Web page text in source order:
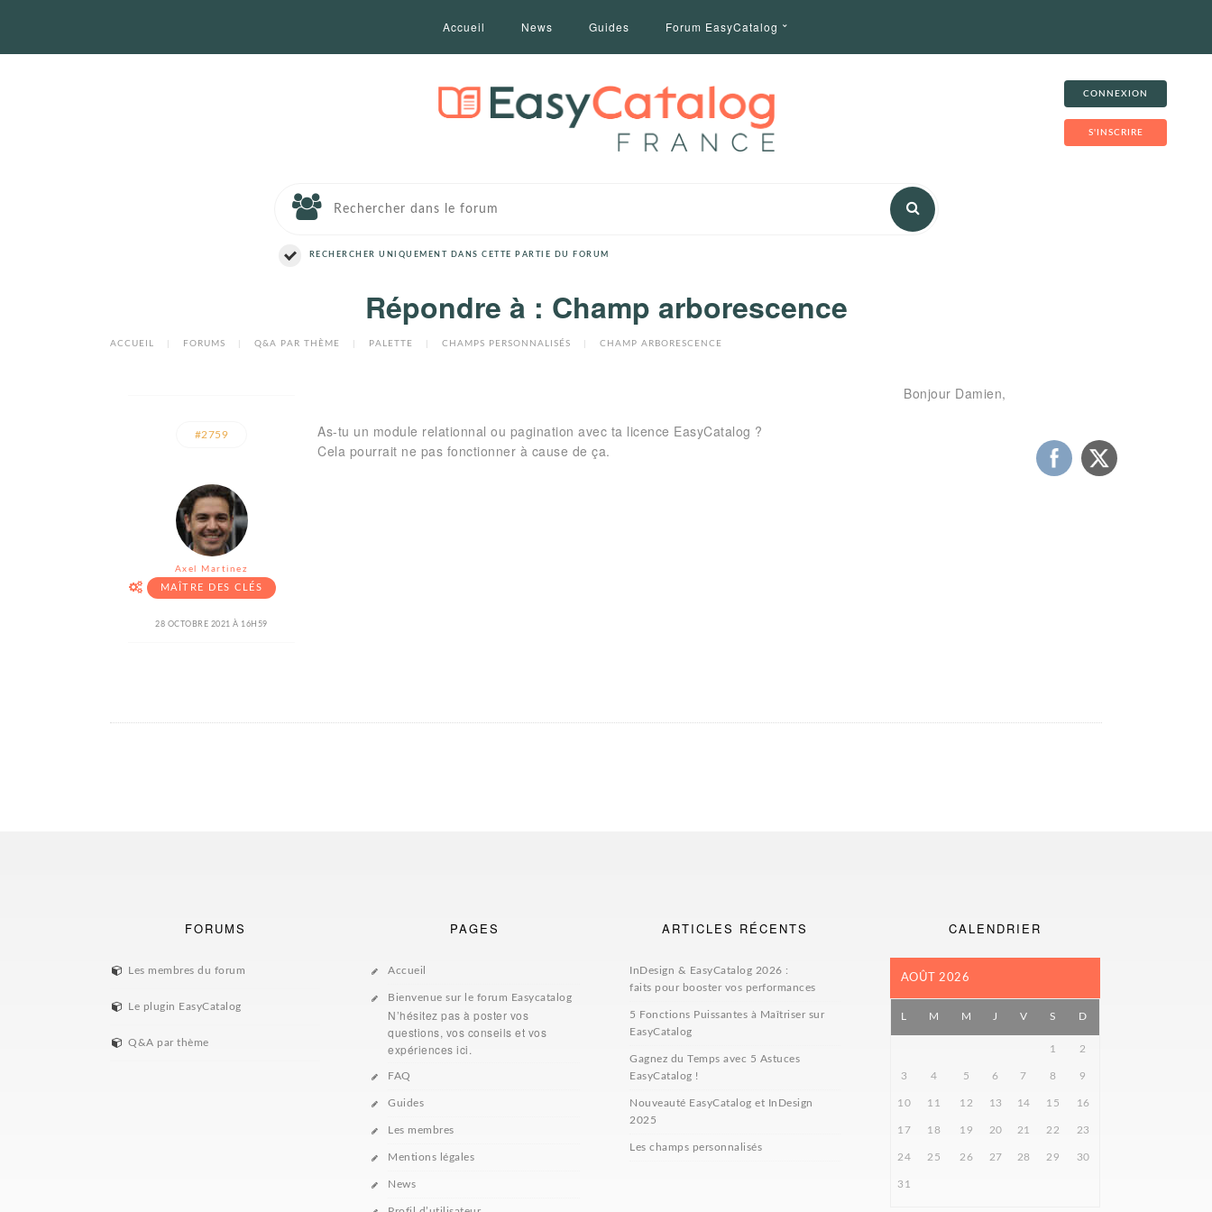
Accueil News Guides Forum EasyCatalog
CONNEXION
S'INSCRIRE
RECHERCHER UNIQUEMENT DANS CETTE PARTIE DU FORUM
Répondre à : Champ arborescence
ACCUEIL FORUMS Q&A PAR THÈME PALETTE CHAMPS PERSONNALISÉS CHAMP ARBORESCENCE
#2759
Axel Martinez
MAÎTRE DES CLÉS
28 OCTOBRE 2021 À 16H59
Bonjour Damien,
As-tu un module relationnal ou pagination avec ta licence EasyCatalog ?
Cela pourrait ne pas fonctionner à cause de ça.
FORUMS
Les membres du forum
Le plugin EasyCatalog
Q&A par thème
PAGES
Accueil
Bienvenue sur le forum Easycatalog
N’hésitez pas à poster vos
questions, vos conseils et vos
expériences ici.
FAQ
Guides
Les membres
Mentions légales
News
ARTICLES RÉCENTS
InDesign & EasyCatalog 2026 :
faits pour booster vos performances
5 Fonctions Puissantes à Maîtriser sur
EasyCatalog
Gagnez du Temps avec 5 Astuces
EasyCatalog !
Nouveauté EasyCatalog et InDesign
2025
Les champs personnalisés
CALENDRIER
AOÛT 2026
L M M J V S D
1 2
3 4 5 6 7 8 9
10 11 12 13 14 15 16
17 18 19 20 21 22 23
24 25 26 27 28 29 30
31